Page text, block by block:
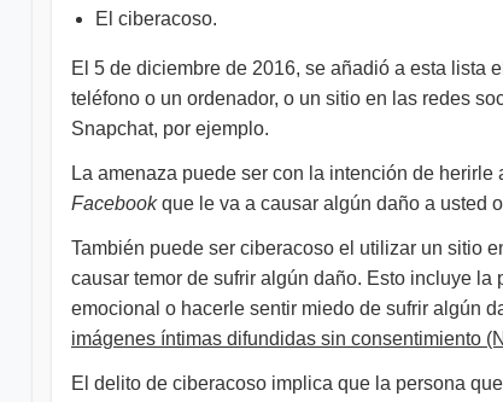
El ciberacoso.
El 5 de diciembre de 2016, se añadió a esta lista
teléfono o un ordenador, o un sitio en las redes
Snapchat, por ejemplo.
La amenaza puede ser con la intención de
Facebookque le va a causar algún daño a usted
También puede ser ciberacoso el utilizar un sitio
causar temor de sufrir algún daño. Esto incluye
emocional o hacerle sentir miedo de sufrir algún
imágenes íntimas difundidas sin consentimiento
El delito de ciberacoso implica que la persona